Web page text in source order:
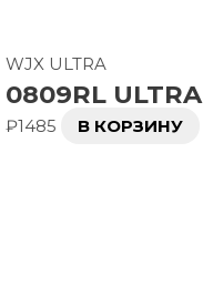
WJX ULTRA
0809RL ULTRA
₽1485 В КОРЗИНУ